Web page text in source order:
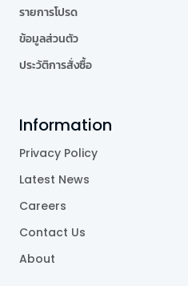
รายการโปรด
ข้อมูลส่วนตัว
ประวัติการสั่งซื้อ
Information
Privacy Policy
Latest News
Careers
Contact Us
About